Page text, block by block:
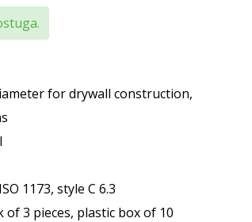
for drywall construction,
1173, style C 6.3
of 3 pieces, plastic box of 10